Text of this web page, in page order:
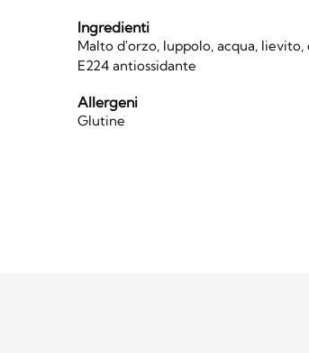
Ingredienti
Malto d'orzo, luppolo, acqua, lievito,
E224 antiossidante
Allergeni
Glutine